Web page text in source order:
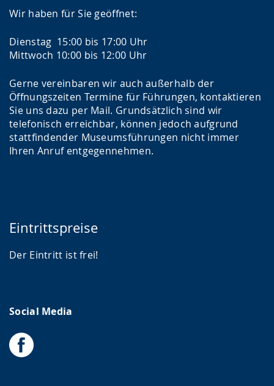
Wir haben für Sie geöffnet:
Dienstag 15:00 bis 17:00 Uhr
Mittwoch 10:00 bis 12:00 Uhr
Gerne vereinbaren wir auch außerhalb der
Öffnungszeiten Termine für Führungen, kontaktieren
Sie uns dazu per Mail. Grundsätzlich sind wir
telefonisch erreichbar, können jedoch aufgrund
stattfindender Museumsführungen nicht immer
Ihren Anruf entgegennehmen.
Eintrittspreise
Der Eintritt ist frei!
Social Media